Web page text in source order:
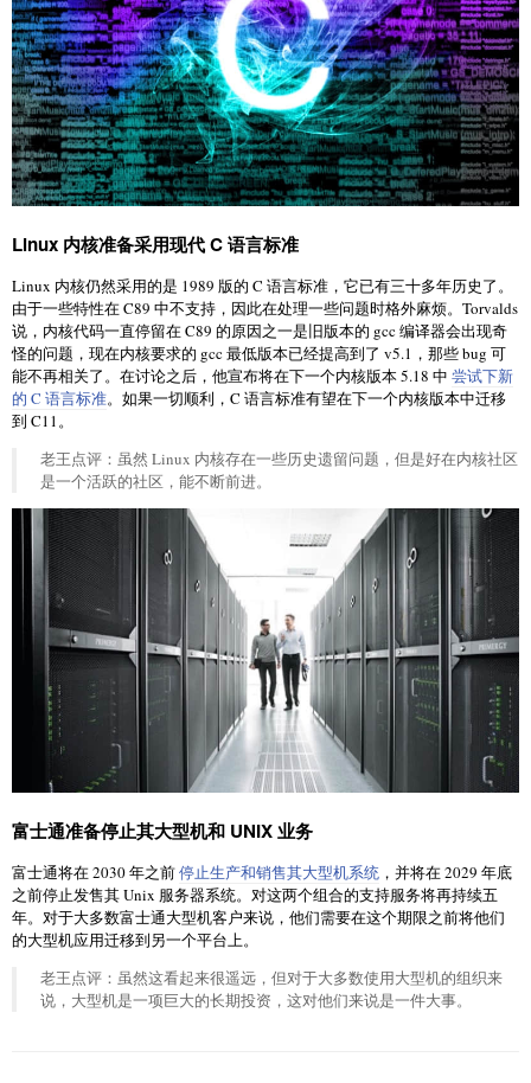
Linux 内核准备采用现代 C 语言标准
Linux 内核仍然采用的是 1989 版的 C 语言标准，它已有三十多年历史了。
由于一些特性在 C89 中不支持，因此在处理一些问题时格外麻烦。Torvalds
说，内核代码一直停留在 C89 的原因之一是旧版本的 gcc 编译器会出现奇
怪的问题，现在内核要求的 gcc 最低版本已经提高到了 v5.1，那些 bug 可
能不再相关了。在讨论之后，他宣布将在下一个内核版本 5.18 中 尝试下新
的 C 语言标准。如果一切顺利，C 语言标准有望在下一个内核版本中迁移
到 C11。
老王点评：虽然 Linux 内核存在一些历史遗留问题，但是好在内核社区
是一个活跃的社区，能不断前进。
富士通准备停止其大型机和 UNIX 业务
富士通将在 2030 年之前停止生产和销售其大型机系统 ，并将在 2029 年底
之前停止发售其 Unix 服务器系统。对这两个组合的支持服务将再持续五
年。对于大多数富士通大型机客户来说，他们需要在这个期限之前将他们
的大型机应用迁移到另一个平台上。
老王点评：虽然这看起来很遥远，但对于大多数使用大型机的组织来
说，大型机是一项巨大的长期投资，这对他们来说是一件大事。